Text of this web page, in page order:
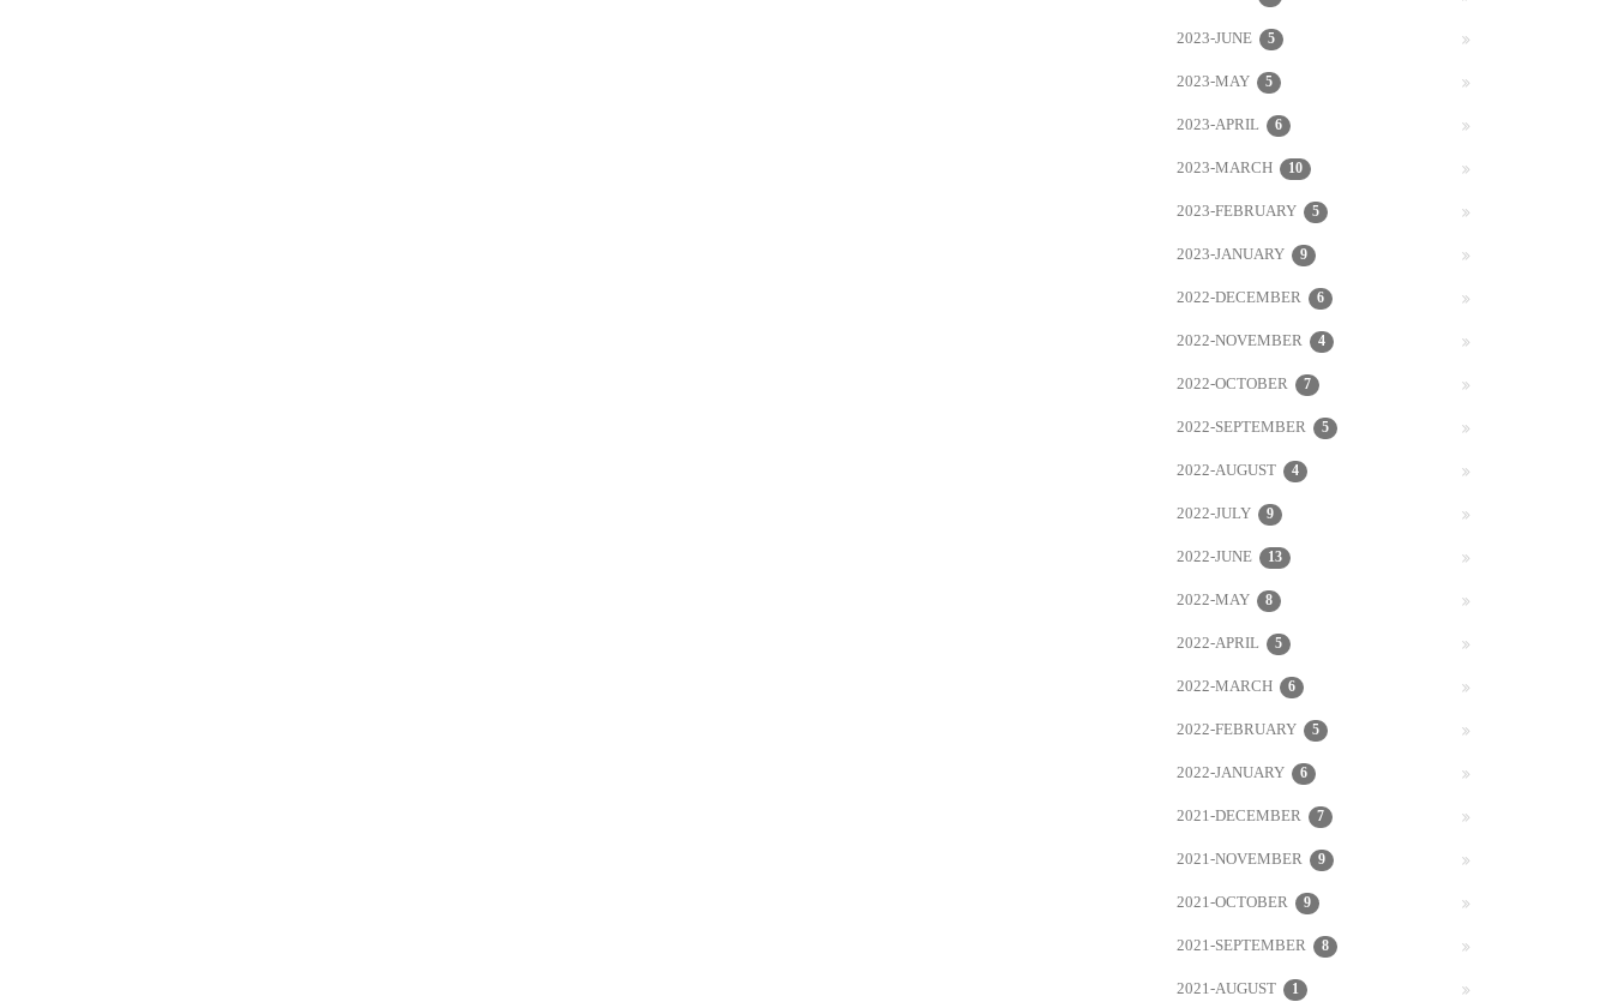
2023-JUNE 5
2023-MAY 5
2023-APRIL 6
2023-MARCH 10
2023-FEBRUARY 5
2023-JANUARY 9
2022-DECEMBER 6
2022-NOVEMBER 4
2022-OCTOBER 7
2022-SEPTEMBER 5
2022-AUGUST 4
2022-JULY 9
2022-JUNE 13
2022-MAY 8
2022-APRIL 5
2022-MARCH 6
2022-FEBRUARY 5
2022-JANUARY 6
2021-DECEMBER 7
2021-NOVEMBER 9
2021-OCTOBER 9
2021-SEPTEMBER 8
2021-AUGUST 1